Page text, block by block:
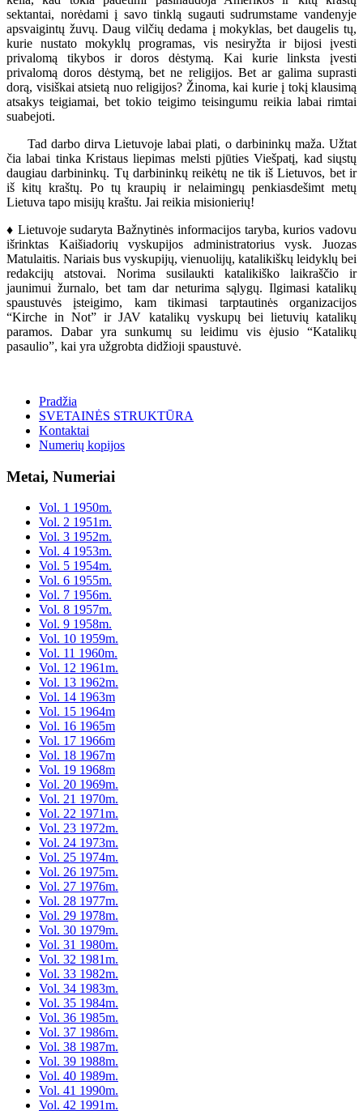
sektantai, norėdami į savo tinklą sugauti sudrumstame vandenyje
apsvaigintų žuvų. Daug vilčių dedama į mokyklas, bet daugelis tų,
kurie nustato mokyklų programas, vis nesiryžta ir bijosi įvesti
privalomą tikybos ir doros dėstymą. Kai kurie linksta įvesti
privalomą doros dėstymą, bet ne religijos. Bet ar galima suprasti
dorą, visiškai atsietą nuo religijos? Žinoma, kai kurie į tokį klausimą
atsakys teigiamai, bet tokio teigimo teisingumu reikia labai rimtai
suabejoti.
Tad darbo dirva Lietuvoje labai plati, o darbininkų maža. Užtat
čia labai tinka Kristaus liepimas melsti pjūties Viešpatį, kad siųstų
daugiau darbininkų. Tų darbininkų reikėtų ne tik iš Lietuvos, bet ir
iš kitų kraštų. Po tų kraupių ir nelaimingų penkiasdešimt metų
Lietuva tapo misijų kraštu. Jai reikia misionierių!
♦ Lietuvoje sudaryta Bažnytinės informacijos taryba, kurios vadovu
išrinktas Kaišiadorių vyskupijos administratorius vysk. Juozas
Matulaitis. Nariais bus vyskupijų, vienuolijų, katalikiškų leidyklų bei
redakcijų atstovai. Norima susilaukti katalikiško laikraščio ir
jaunimui žurnalo, bet tam dar neturima sąlygų. Ilgimasi katalikų
spaustuvės įsteigimo, kam tikimasi tarptautinės organizacijos
“Kirche in Not” ir JAV katalikų vyskupų bei lietuvių katalikų
paramos. Dabar yra sunkumų su leidimu vis ėjusio “Katalikų
pasaulio”, kai yra užgrobta didžioji spaustuvė.
Pradžia
SVETAINĖS STRUKTŪRA
Kontaktai
Numerių kopijos
Metai, Numeriai
Vol. 1 1950m.
Vol. 2 1951m.
Vol. 3 1952m.
Vol. 4 1953m.
Vol. 5 1954m.
Vol. 6 1955m.
Vol. 7 1956m.
Vol. 8 1957m.
Vol. 9 1958m.
Vol. 10 1959m.
Vol. 11 1960m.
Vol. 12 1961m.
Vol. 13 1962m.
Vol. 14 1963m
Vol. 15 1964m
Vol. 16 1965m
Vol. 17 1966m
Vol. 18 1967m
Vol. 19 1968m
Vol. 20 1969m.
Vol. 21 1970m.
Vol. 22 1971m.
Vol. 23 1972m.
Vol. 24 1973m.
Vol. 25 1974m.
Vol. 26 1975m.
Vol. 27 1976m.
Vol. 28 1977m.
Vol. 29 1978m.
Vol. 30 1979m.
Vol. 31 1980m.
Vol. 32 1981m.
Vol. 33 1982m.
Vol. 34 1983m.
Vol. 35 1984m.
Vol. 36 1985m.
Vol. 37 1986m.
Vol. 38 1987m.
Vol. 39 1988m.
Vol. 40 1989m.
Vol. 41 1990m.
Vol. 42 1991m.